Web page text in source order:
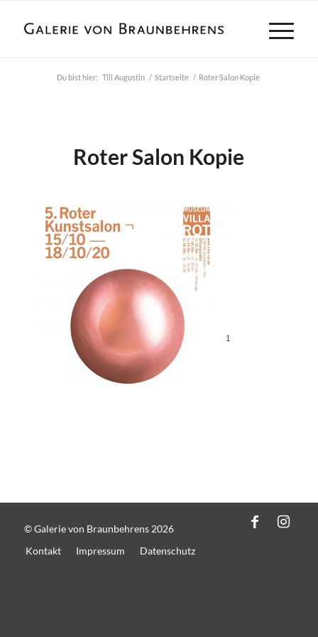
Du bist hier: Till Augustin / Startseite / Roter Salon Kopie
Roter Salon Kopie
© Galerie von Braunbehrens 2026
Kontakt
Impressum Datenschutz